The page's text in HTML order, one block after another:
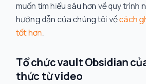
muốn tìm hiểu sâu hơn về quy trình
hướng dẫn của chúng tôi vềcách
tốt hơn.
Tổ chức vault Obsidian
thức từ video